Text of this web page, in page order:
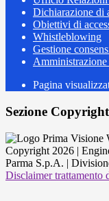
Dichiarazione di
Obiettivi di
Whistleblowing
Gestione
Amministrazione
Pagina
Sezione Copyright
Copyright 2026 |
Parma S.p.A. |
Disclaimer trattamento